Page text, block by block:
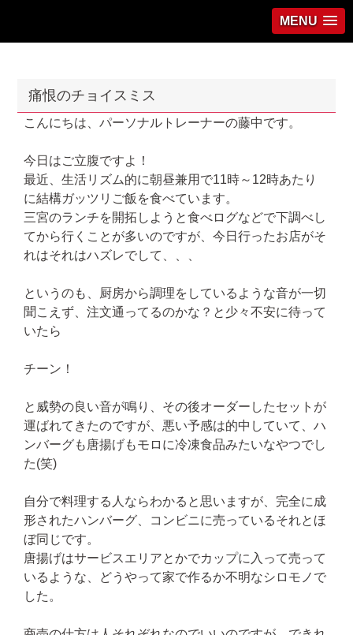
MENU
痛恨のチョイスミス
こんにちは、パーソナルトレーナーの藤中です。
今日はご立腹ですよ！
最近、生活リズム的に朝昼兼用で11時～12時あたり
に結構ガッツリご飯を食べています。
三宮のランチを開拓しようと食べログなどで下調べし
てから行くことが多いのですが、今日行ったお店がそ
れはそれはハズレでして、、、
というのも、厨房から調理をしているような音が一切
聞こえず、注文通ってるのかな？と少々不安に待って
いたら
チーン！
と威勢の良い音が鳴り、その後オーダーしたセットが
運ばれてきたのですが、悪い予感は的中していて、ハ
ンバーグも唐揚げもモロに冷凍食品みたいなやつでし
た(笑)
自分で料理する人ならわかると思いますが、完全に成
形されたハンバーグ、コンビニに売っているそれとほ
ぼ同じです。
唐揚げはサービスエリアとかでカップに入って売って
いるような、どうやって家で作るか不明なシロモノで
した。